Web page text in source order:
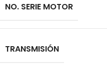
NO. SERIE MOTOR
TRANSMISIÓN